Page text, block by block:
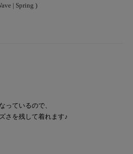
| Spring )
っているので、
さを残して着れます♪